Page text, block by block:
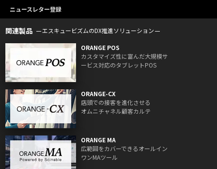
ニュースレター登録
関連製品 エスキュービズムのDX推進ソリューション
ORANGE POS
カスタマイズ性に富んだ大規模サ
ービス対応のタブレットPOS
ORANGE-CX
店頭での接客を進化させる
オムニチャネル顧客カルテ
ORANGE MA
広範囲をカバーできるオールイン
ワンMAツール